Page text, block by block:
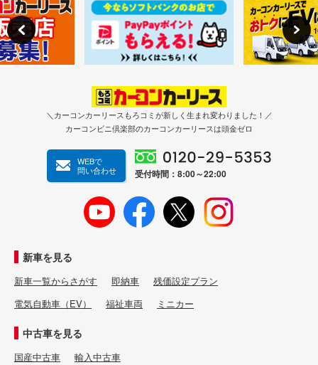
＼カーコンカーリースもろコミが新しく生まれ変わりました！／
カーコンビニ倶楽部のカーコンカーリースは頭金ゼロ
WEBで
問い合わせ
受付時間：8:00～22:00
新車を見る
新車一覧からさがす 即納車
残価設定プラン
電気自動車（EV）
福祉車両 ミニカー
中古車を見る
国産中古車 輸入中古車